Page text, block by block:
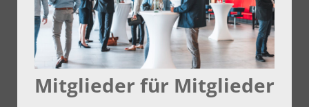
Mitglieder für Mitglieder